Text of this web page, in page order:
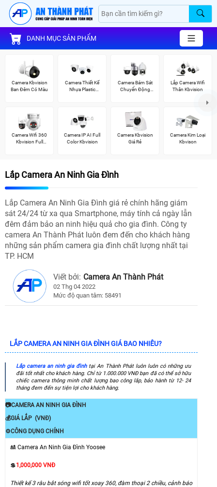
DANH MỤC SẢN PHẨM
Camera Kbvision
Ban Đêm Có Màu
Camera Thiết Kế
Nhựa Plastic
Camera Bám Sát
Chuyển Động
Lắp Camera Wifi
Thân Kbvision
Camera Wifi 360
Kbvision Full
Camera IP AI Full
Color Kbvision
Camera Kbvision
Giá Rẻ
Camera Kim Loại
Kbvison
Lắp Camera An Ninh Gia Đình
Lắp Camera An Ninh Gia Đình giá rẻ chính hãng giám
sát 24/24 từ xa qua Smartphone, máy tính cả ngày lẫn
đêm đảm bảo an ninh hiệu quả cho gia đình. Công ty
camera An Thành Phát luôn đem đến cho khách hàng
những sản phẩm camera gia đình chất lượng nhất tại
TP. HCM
Viết bởi: Camera An Thành Phát
02 Thg 04 2022
Mức độ quan tâm: 58491
LẮP CAMERA AN NINH GIA ĐÌNH GIÁ BAO NHIÊU?
Lắp camera an ninh gia đìnhtại An Thành Phát luôn luôn có những ưu
đãi tốt nhất cho khách hàng. Chỉ từ 1.000.000 VNĐ bạn đã có thể sở hữu
chiếc camera thông minh chất lượng bao công lắp, bảo hành từ 12- 24
tháng đem đến sự tiện lợi cho khách hàng.
📷CAMERA AN NINH GIA ĐÌNH
💰GIÁ LẮP (VNĐ)
⚙CÔNG DỤNG CHÍNH
🎎 Camera An Ninh Gia Đình Yoosee
💲1,000,000 VNĐ
Thiết kế 3 râu bắt sóng wifi tốt xoay 360, đàm thoại 2 chiều, cảnh báo